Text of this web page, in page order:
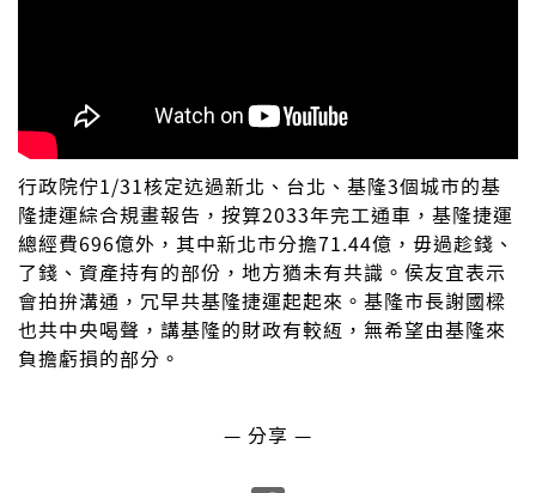
行政院佇1/31核定迒過新北、台北、基隆3個城市的基
隆捷運綜合規畫報告，按算2033年完工通車，基隆捷運
總經費696億外，其中新北市分擔71.44億，毋過趁錢、
了錢、資產持有的部份，地方猶未有共識。侯友宜表示
會拍拚溝通，冗早共基隆捷運起起來。基隆市長謝國樑
也共中央喝聲，講基隆的財政有較絚，無希望由基隆來
負擔虧損的部分。
— 分享 —